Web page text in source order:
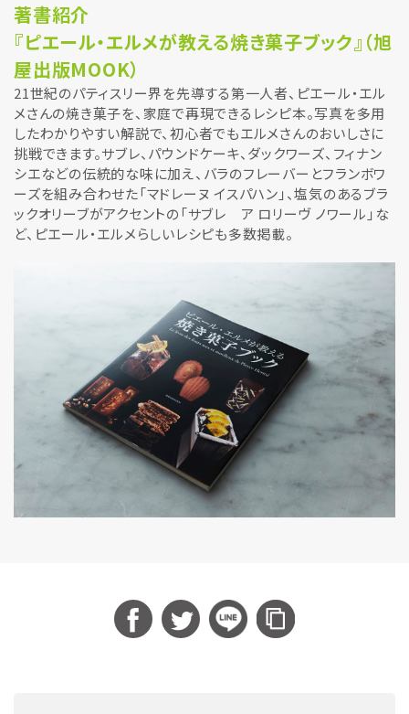
著書紹介
『ピエール・エルメが教える焼き菓子ブック』（旭
屋出版MOOK）
21世紀のパティスリー界を先導する第一人者、ピエール・エル
メさんの焼き菓子を、家庭で再現できるレシピ本。写真を多用
したわかりやすい解説で、初心者でもエルメさんのおいしさに
挑戦できます。サブレ、パウンドケーキ、ダックワーズ、フィナン
シエなどの伝統的な味に加え、バラのフレーバーとフランボワ
ーズを組み合わせた「マドレーヌ イスパハン」、塩気のあるブラ
ックオリーブがアクセントの「サブレ ア ロリーヴ ノワール」な
ど、ピエール・エルメらしいレシピも多数掲載。